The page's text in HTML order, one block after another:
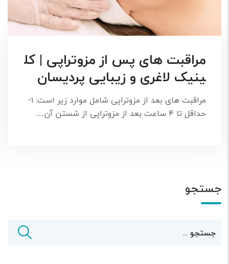
مراقبت های پس از مزوتراپی | کل
ینیک لاغری و زیبایی پردیسان
مراقبت های بعد از مزوتراپی شامل موارد زیر است: ۱-
حداقل تا ۴ ساعت بعد از مزوتراپی از شستن آن…
جستجو